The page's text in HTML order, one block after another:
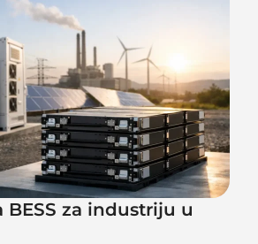
BESS za industriju u